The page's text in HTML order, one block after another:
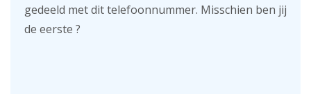
gedeeld met dit telefoonnummer. Misschien ben jij
de eerste ?